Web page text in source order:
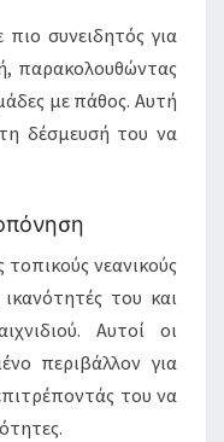
συνειδητός για
παρακολουθώντας
με πάθος. Αυτή
δέσμευσή του να
νεανικούς
του και
Αυτοί οι
περιβάλλον για
του να